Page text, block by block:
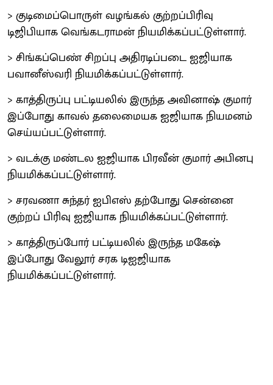
> குடிமைப்பொருள் வழங்கல் குற்றப்பிரிவு
டிஜிபியாக வெங்கடராமன் நியமிக்கப்பட்டுள்ளார்.
> சிங்கப்பெண் சிறப்பு அதிரடிப்படை ஐஜியாக
பவானீஸ்வரி நியமிக்கப்பட்டுள்ளார்.
> காத்திருப்பு பட்டியலில் இருந்த அவினாஷ் குமார்
இப்போது காவல் தலைமையக ஐஜியாக நியமனம்
செய்யப்பட்டுள்ளார்.
> வடக்கு மண்டல ஐஜியாக பிரவீன் குமார் அபினபு
நியமிக்கப்பட்டுள்ளார்.
> சரவணா சுந்தர் ஐபிஎஸ் தற்போது சென்னை
குற்றப் பிரிவு ஐஜியாக நியமிக்கப்பட்டுள்ளார்.
> காத்திருப்போர் பட்டியலில் இருந்த மகேஷ்
இப்போது வேலூர் சரக டிஐஜியாக
நியமிக்கப்பட்டுள்ளார்.